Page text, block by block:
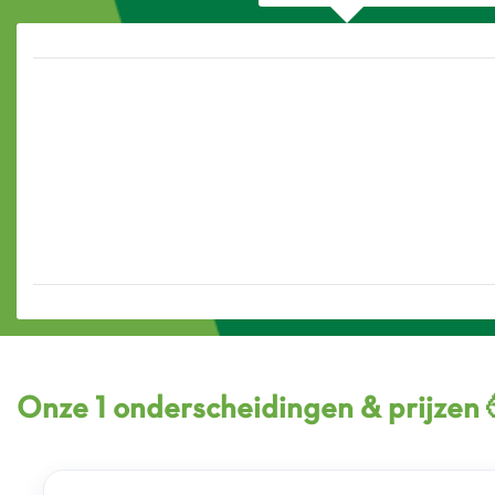
Onze 1 onderscheidingen & prijzen